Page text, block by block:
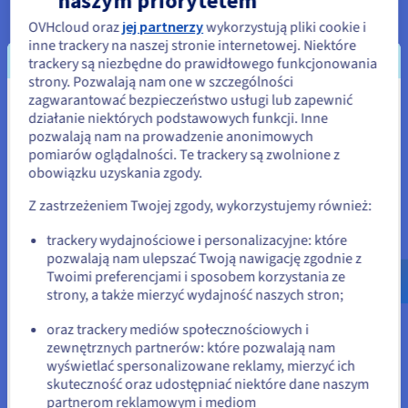
Nieograniczone możliwości personalizacji
Dzięki naszymVPSzyskujesz rozwiązanie dostosowane do
Twoich potrzeb. System operacyjny (Linux lub Windows),
konfiguracja oraz reguły (tryb wolny, trening, serwer z
modem): to ty o wszystkim decydujesz! Elastyczność
wirtualnej maszyny uwalnia Twoją kreatywność.
Na każdą kieszeń
Nasze rozwiązania zostały opracowane z myślą o sektorze
gamingu. Zasoby przypisane do serwerów CPU, pamięci RAM,
Wydaje się, że znajdujesz się w
Stany Zjednoczone
Jeśli chcesz złożyć zamówienie w Stany Zjednoczone, wyszukaj
Go to Stany Zjednoczone website
us.ovhcloud.com/
Angielski USD - $
lub
Pozostań na bieżącej stronie
OVHcloud oraz jej partnerzywykorzystują pliki cookie i
inne trackery na naszej stronie internetowej. Niektóre
trackery są niezbędne do prawidłowego funkcjonowania
strony. Pozwalają nam one w szczególności
zagwarantować bezpieczeństwo usługi lub zapewnić
działanie niektórych podstawowych funkcji. Inne
pozwalają nam na prowadzenie anonimowych
pomiarów oglądalności. Te trackery są zwolnione z
obowiązku uzyskania zgody.
Z zastrzeżeniem Twojej zgody, wykorzystujemy również:
trackery wydajnościowe i personalizacyjne: które
pozwalają nam ulepszać Twoją nawigację zgodnie z
Twoimi preferencjami i sposobem korzystania ze
strony, a także mierzyć wydajność naszych stron;
oraz trackery mediów społecznościowych i
zewnętrznych partnerów: które pozwalają nam
wyświetlać spersonalizowane reklamy, mierzyć ich
skuteczność oraz udostępniać niektóre dane naszym
partnerom reklamowym i mediom